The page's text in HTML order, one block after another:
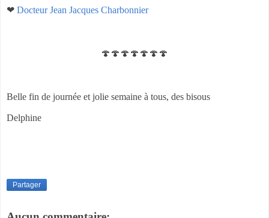
❤ Docteur Jean Jacques Charbonnier
🍄🍄🍄🍄🍄🍄🍄
Belle fin de journée et jolie semaine à tous, des bisous
Delphine
Partager